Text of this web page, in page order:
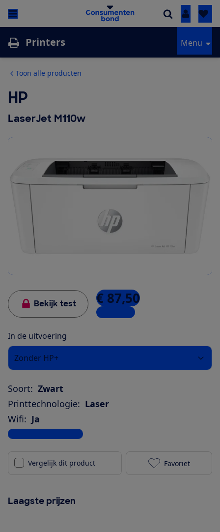
Inloggen
Printers Menu
Toon alle producten
HP
LaserJet M110w
Bekijk test € 87,50
10 winkels
In de uitvoering
Zonder HP+
Soort: Zwart
Printtechnologie: Laser
Wifi: Ja
Bekijk alle specificaties
Vergelijk dit product HP LaserJet
Favoriet
Laagste prijzen